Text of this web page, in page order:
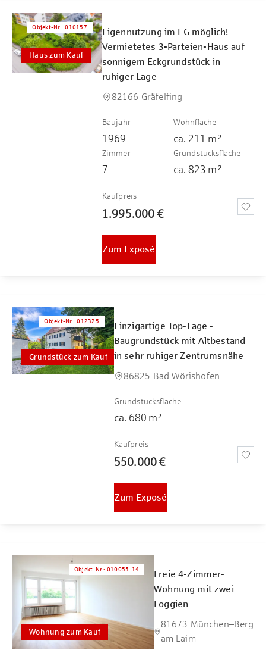
Haus zum Kauf
Objekt-Nr. :010157
Eigennutzung im EG möglich!
Vermietetes 3-Parteien-Haus auf
sonnigem Eckgrundstück in
ruhiger Lage
82166 Gräfelfing
Baujahr
1969
Wohnfläche
ca. 211 m²
Zimmer
7
Grundstücksfläche
ca. 823 m²
Kaufpreis
1.995.000 €
Zum Exposé
Grundstück zum Kauf
Objekt-Nr. :012325
Einzigartige Top-Lage -
Baugrundstück mit Altbestand
in sehr ruhiger Zentrumsnähe
86825 Bad Wörishofen
Grundstücksfläche
ca. 680 m²
Kaufpreis
550.000 €
Zum Exposé
Wohnung zum Kauf
Objekt-Nr.: 010055-14
Freie 4-Zimmer-
Wohnung mit zwei
Loggien
81673 München–Berg
am Laim